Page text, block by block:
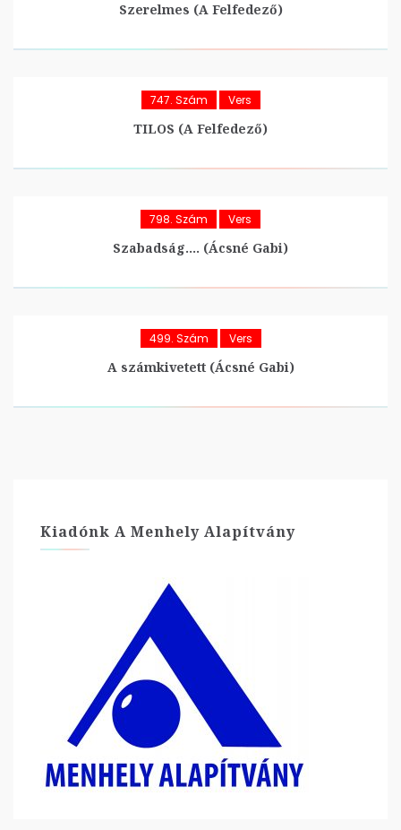
Szerelmes (A Felfedező)
747. Szám Vers
TILOS (A Felfedező)
798. Szám Vers
Szabadság…. (Ácsné Gabi)
499. Szám Vers
A számkivetett (Ácsné Gabi)
Kiadónk A Menhely Alapítvány